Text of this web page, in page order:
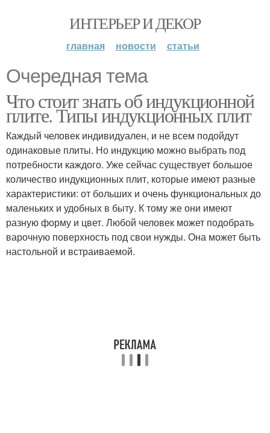
ИНТЕРЬЕР И ДЕКОР
главная новости статьи
Очередная тема
Что стоит знать об индукционной
плите. Типы индукционных плит
Каждый человек индивидуален, и не всем подойдут
одинаковые плиты. Но индукцию можно выбрать под
потребности каждого. Уже сейчас существует большое
количество индукционных плит, которые имеют разные
характеристики: от больших и очень функциональных до
маленьких и удобных в быту. К тому же они имеют
разную форму и цвет. Любой человек может подобрать
варочную поверхность под свои нужды. Она может быть
настольной и встраиваемой.